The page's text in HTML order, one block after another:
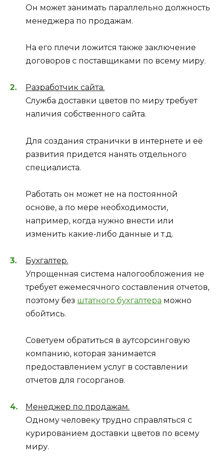
Он может занимать параллельно должность
менеджера по продажам.
На его плечи ложится также заключение
договоров с поставщиками по всему миру.
Разработчик сайта.
Служба доставки цветов по миру требует
наличия собственного сайта.
Для создания странички в интернете и её
развития придется нанять отдельного
специалиста.
Работать он может не на постоянной
основе, а по мере необходимости,
например, когда нужно внести или
изменить какие-либо данные и т.д.
Бухгалтер.
Упрощенная система налогообложения не
требует ежемесячного составления отчетов,
поэтому без штатного бухгалтера можно
обойтись.
Советуем обратиться в аутсорсинговую
компанию, которая занимается
предоставлением услуг в составлении
отчетов для госорганов.
Менеджер по продажам.
Одному человеку трудно справляться с
курированием доставки цветов по всему
миру.